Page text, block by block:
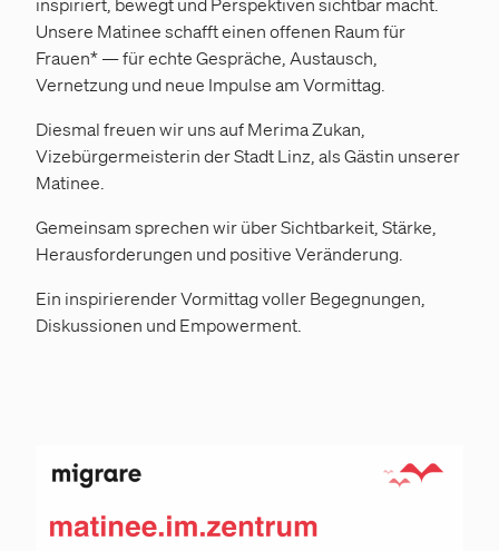
inspiriert, bewegt und Perspektiven sichtbar macht.
Unsere Matinee schafft einen offenen Raum für
Frauen* — für echte Gespräche, Austausch,
Vernetzung und neue Impulse am Vormittag.
Diesmal freuen wir uns auf Merima Zukan,
Vizebürgermeisterin der Stadt Linz, als Gästin unserer
Matinee.
Gemeinsam sprechen wir über Sichtbarkeit, Stärke,
Herausforderungen und positive Veränderung.
Ein inspirierender Vormittag voller Begegnungen,
Diskussionen und Empowerment.